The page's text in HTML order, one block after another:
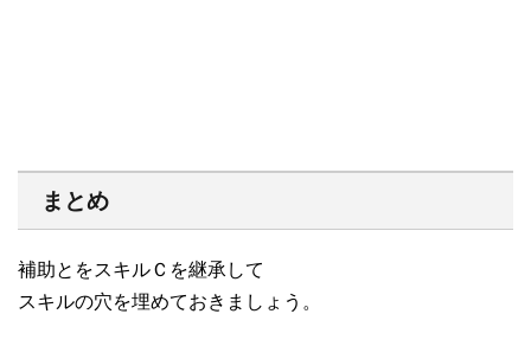
まとめ
補助とをスキルＣを継承して
スキルの穴を埋めておきましょう。